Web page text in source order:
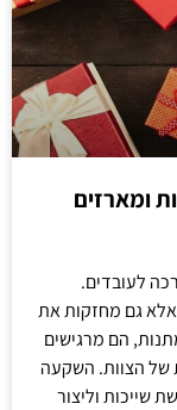
ומארזים
לעובדים.
גם מחזקות את
הם מרגישים
של הצוות. השקעה
שייכות וליצור